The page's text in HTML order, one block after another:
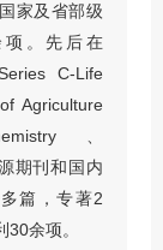
家及省部级
。先后在
C-Life
Agriculture
、
期刊和国内
篇，专著2
余项。